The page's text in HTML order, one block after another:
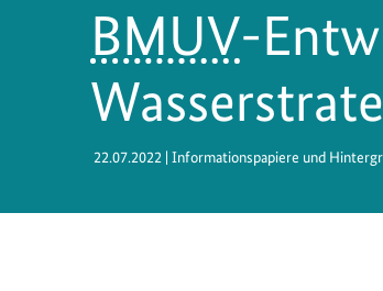
SicherheitBMUV-
22.07.2022 | Informationspapiere und